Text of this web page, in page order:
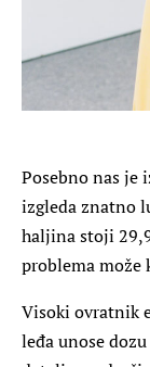
Posebno nas je
izgleda znatno
haljina stoji
problema
Visoki ovratnik
leđa unose